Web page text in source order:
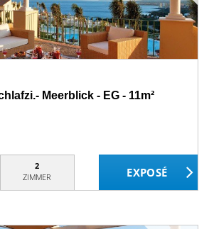
Meerblick - EG - 11m²
2
ZIMMER